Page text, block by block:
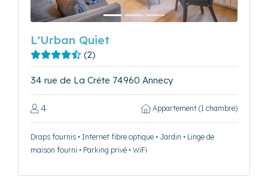
L'Urban Quiet
(2)
34 rue de La Crête 74960 Annecy
4 Appartement (1 chambre)
Draps fournis • Internet fibre optique • Jardin • Linge de
maison fourni • Parking privé • WiFi